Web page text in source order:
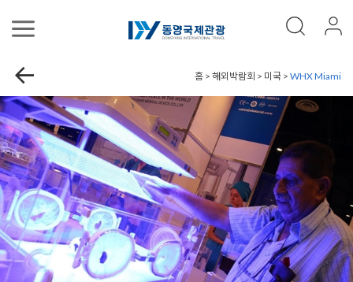
홈 > 해외박람회 > 미국 > WHX Miami